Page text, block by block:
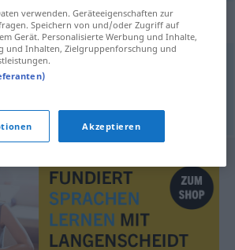
für "gestrig"
,unmodern
verwenden. Geräteeigenschaften zur
Speichern von und/oder Zugriff auf
Gerät. Personalisierte Werbung und Inhalte,
und Inhalten, Zielgruppenforschung und
Akzeptieren